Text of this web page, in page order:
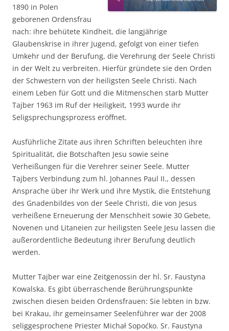
1890 in Polen
geborenen Ordensfrau
nach: ihre behütete Kindheit, die langjährige
Glaubenskrise in ihrer Jugend, gefolgt von einer tiefen
Umkehr und der Berufung, die Verehrung der Seele Christi
in der Welt zu verbreiten. Hierfür gründete sie den Orden
der Schwestern von der heiligsten Seele Christi. Nach
einem Leben für Gott und die Mitmenschen starb Mutter
Tajber 1963 im Ruf der Heiligkeit, 1993 wurde ihr
Seligsprechungsprozess eröffnet.
Ausführliche Zitate aus ihren Schriften beleuchten ihre
Spiritualität, die Botschaften Jesu sowie seine
Verheißungen für die Verehrer seiner Seele. Mutter
Tajbers Verbindung zum hl. Johannes Paul II., dessen
Ansprache über ihr Werk und ihre Mystik, die Entstehung
des Gnadenbildes von der Seele Christi, die von Jesus
verheißene Erneuerung der Menschheit sowie 30 Gebete,
Novenen und Litaneien zur heiligsten Seele Jesu lassen die
außerordentliche Bedeutung ihrer Berufung deutlich
werden.
Mutter Tajber war eine Zeitgenossin der hl. Sr. Faustyna
Kowalska. Es gibt überraschende Berührungspunkte
zwischen diesen beiden Ordensfrauen: Sie lebten in bzw.
bei Krakau, ihr gemeinsamer Seelenführer war der 2008
seliggesprochene Priester Michał Sopoćko. Sr. Faustyna